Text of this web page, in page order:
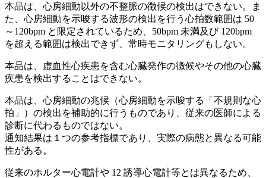
本品は、心房細動以外の不整脈の徴候の検出はできない。ま
た、心房細動を示唆する波形の検出を行う心拍数範囲は 50
～120bpm と限定されているため、50bpm 未満及び 120bpm
を超える範囲は検出できず、常時モニタリングもしない。
本品は、虚血性心疾患を含む心臓発作の徴候やその他の心臓
疾患を検出することはできない。
本品は、心房細動の兆候（心房細動を示唆する「不規則な心
拍」）の検出を補助的に行うものであり、従来の医師による
診断に代わるものではない。
通知結果は１つの参考指標であり、実際の病態と異なる可能
性がある。
従来のホルター心電計や 12 誘導心電計等とは異なるため、